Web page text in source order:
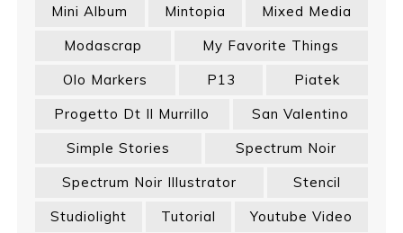
Mini Album
Mintopia
Mixed Media
Modascrap
My Favorite Things
Olo Markers
P13
Piatek
Progetto Dt Il Murrillo
San Valentino
Simple Stories
Spectrum Noir
Spectrum Noir Illustrator
Stencil
Studiolight
Tutorial Youtube Video